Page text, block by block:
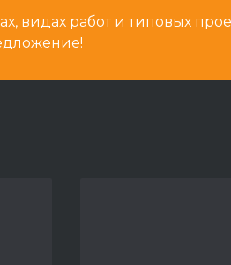
видах работ и типовых